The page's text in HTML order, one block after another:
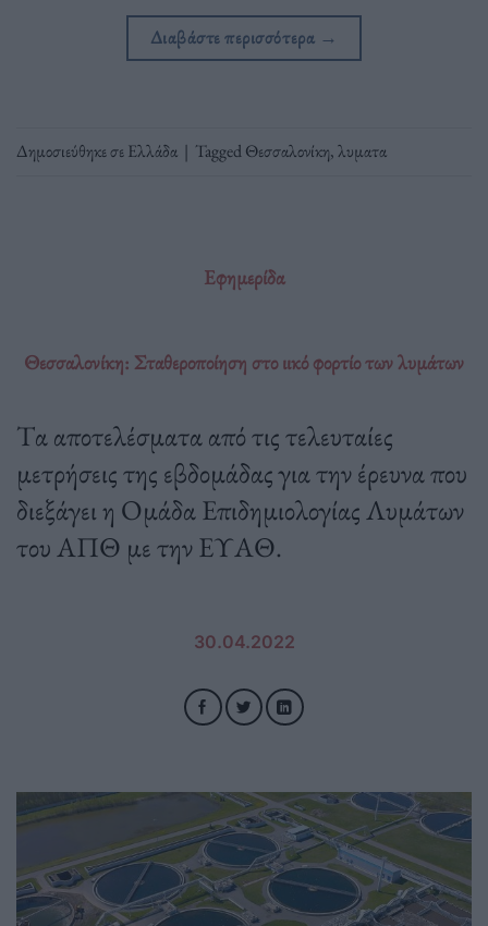
Διαβάστε περισσότερα →
Δημοσιεύθηκε σεΕλλάδα | TaggedΘεσσαλονίκη,λυματα
Εφημερίδα
Θεσσαλονίκη: Σταθεροποίηση στο ιικό φορτίο των λυμάτων
Tα αποτελέσματα από τις τελευταίες
μετρήσεις της εβδομάδας για την έρευνα που
διεξάγει η Ομάδα Επιδημιολογίας Λυμάτων
του ΑΠΘ με την ΕΥΑΘ.
30.04.2022